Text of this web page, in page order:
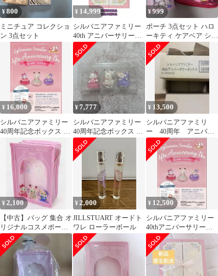
¥800
ミニチュア コレクショ
ン 3点セット
¥ 14,999
シルバニアファミリー
40th アニバーサリーボ
ックス 新品未開封品 数
量限定品
¥999
ポーチ 3点セット ハロ
ーキティ ケアベア シル
バニア
¥ 16,000
シルバニアファミリー
40周年記念ボックス EC
最安値 17000円
¥7,777
シルバニアファミリー
40周年記念ボックス シ
ルバニアのみ ジルス
チュアート
¥ 13,500
シルバニアファミリ
ー 40周年 アニバー
サリーボックス 新品
未開封品
¥2,100
【中古】バッグ 集合 オ
リジナルコスメポーチ
「シルバニアファミリ
ー×JILL STUART
Beauty(ジルスチュアー
トビューティ)」 対象
商品購入特典
¥ 2,000
JILLSTUART オードト
ワレ ローラーボール
¥ 12,500
シルバニアファミリー
40thアニバーサリーボ
ックス ジルスチュア
ート